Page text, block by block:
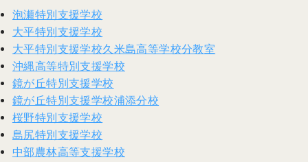
泡瀬特別支援学校
大平特別支援学校
大平特別支援学校久米島高等学校分教室
沖縄高等特別支援学校
鏡が丘特別支援学校
鏡が丘特別支援学校浦添分校
桜野特別支援学校
島尻特別支援学校
中部農林高等支援学校